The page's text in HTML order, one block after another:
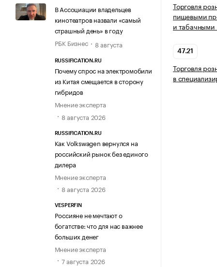
В Ассоциации владельцев
кинотеатров назвали «самый
страшный день» в году
РБК Бизнес
8 августа
RUSSIFICATION.RU
Почему спрос на электромобили
из Китая смещается в сторону
гибридов
Мнение эксперта
8 августа 2026
RUSSIFICATION.RU
Как Volkswagen вернулся на
российский рынок без единого
дилера
Мнение эксперта
8 августа 2026
VESPERFIN
Россияне не мечтают о
богатстве: что для нас важнее
больших денег
Мнение эксперта
7 августа 2026
Торговля
пищевыми
и табачными
47.21
Торговля
в